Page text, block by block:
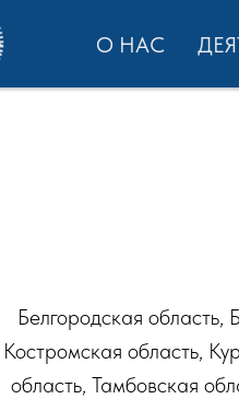
О НАС
Белгородская
Костромская область,
область, Тамбовская